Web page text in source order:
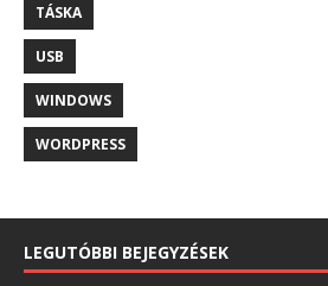
TÁSKA
USB
WINDOWS
WORDPRESS
LEGUTÓBBI BEJEGYZÉSEK